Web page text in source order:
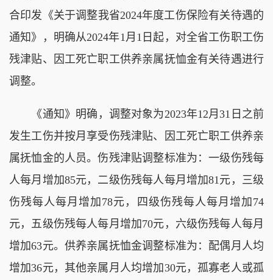
合印发《关于调整我省2024年度工伤保险有关待遇的
通知》，明确从2024年1月1日起，对全省工伤职工伤
残津贴、因工死亡职工供养亲属抚恤金有关待遇进行
调整。
《通知》明确，调整对象为2023年12月31日之前
发生工伤并按月享受伤残津贴、因工死亡职工供养亲
属抚恤金的人员。伤残津贴调整标准为：一级伤残每
人每月增加85元，二级伤残每人每月增加81元，三级
伤残每人每月增加78元，四级伤残每人每月增加74
元，五级伤残每人每月增加70元，六级伤残每人每月
增加63元。供养亲属抚恤金调整标准为：配偶月人均
增加36元，其他亲属月人均增加30元，孤寡老人或孤